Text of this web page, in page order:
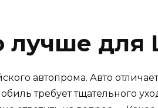
лучше
автопрома. Авто
требует тщательного